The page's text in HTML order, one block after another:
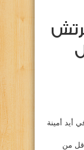
أيد أمينة
من